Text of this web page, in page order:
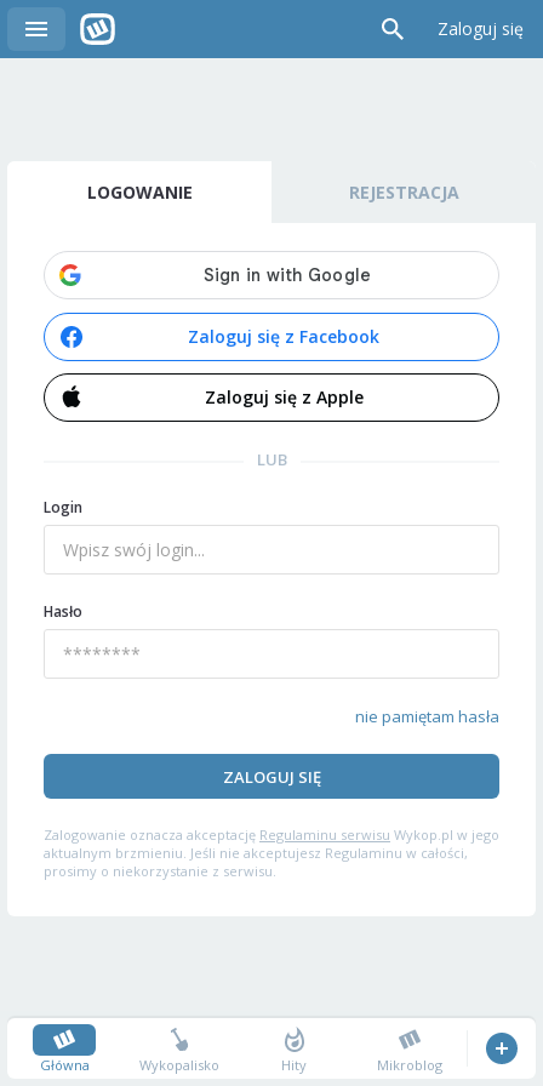
Zaloguj się
LOGOWANIE REJESTRACJA
Zaloguj się z Facebook
Zaloguj się z Apple
LUB
Login
Hasło
nie pamiętam hasła
ZALOGUJ SIĘ
Zalogowanie oznacza akceptację Regulaminu serwisu Wykop.pl w jego
aktualnym brzmieniu. Jeśli nie akceptujesz Regulaminu w całości,
prosimy o niekorzystanie z serwisu.
Główna Wykopalisko Hity Mikroblog